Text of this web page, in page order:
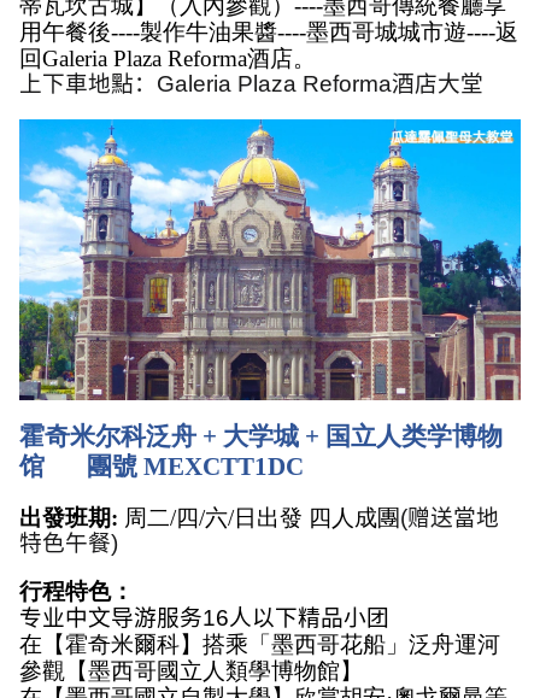
蒂瓦坎古城】（入內參觀）----墨西哥傳統餐廳享
用午餐後----製作牛油果醬----墨西哥城城市遊----返
回Galeria Plaza Reforma酒店。
上下車地點： Galeria Plaza Reforma酒店大堂
霍奇米尔科泛舟 + 大学城 + 国立人类学博物
馆
團號 MEXCTT1DC
出發班期: 周二/四/六/日出發 四人成團(赠送當地
特色午餐)
行程特色：
专业中文导游服务16人以下精品小团
在【霍奇米爾科】搭乘「墨西哥花船」 泛舟運河
參觀【墨西哥國立人類學博物館】